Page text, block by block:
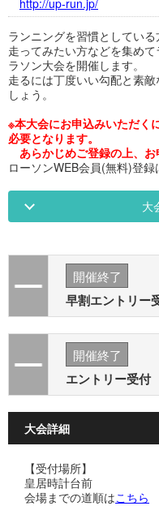
ランニングを習慣としてい
走ってみたい方などを集め
ラソン大会を開催します。
走るには丁度いい勾配と素
しょう。
※本大会にお申込みいただく
必要となります。
あらかじめご登録の上、お
ローソンWEB会員(無料)登録
大
開催終了
早割エントリー
開催終了
エントリー受付
大会詳細
【受付場所】
皇居時計台前
会場までの道順はこちら